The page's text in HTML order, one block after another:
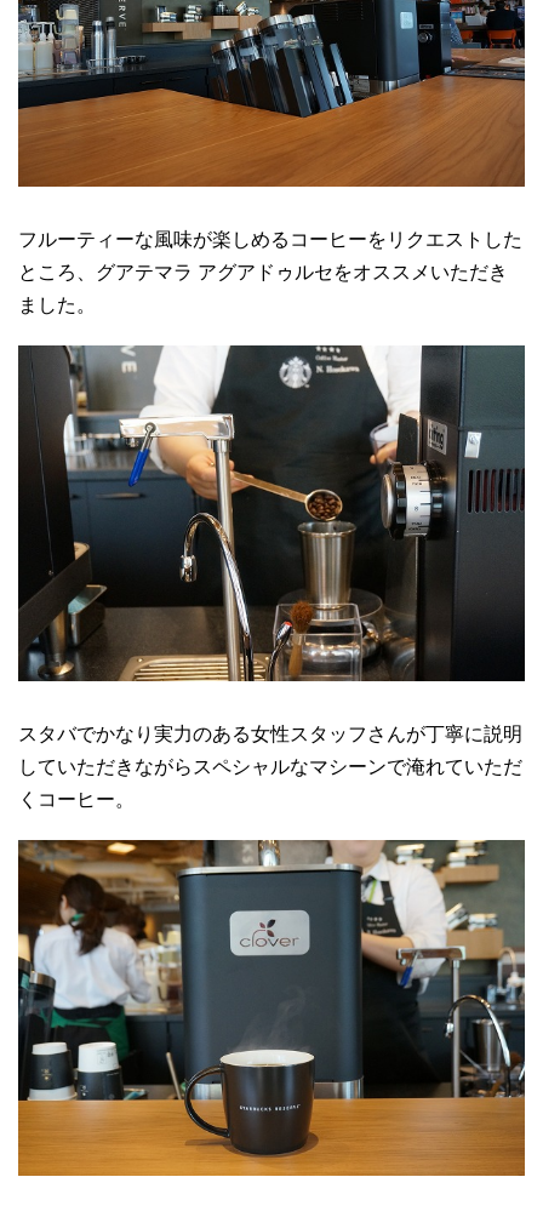
フルーティーな風味が楽しめるコーヒーをリクエストした
ところ、グアテマラ アグアドゥルセをオススメいただき
ました。
スタバでかなり実力のある女性スタッフさんが丁寧に説明
していただきながらスペシャルなマシーンで淹れていただ
くコーヒー。